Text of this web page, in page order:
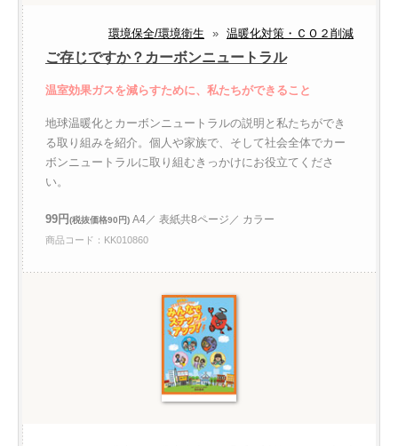
環境保全/環境衛生 » 温暖化対策・ＣＯ２削減
ご存じですか？カーボンニュートラル
温室効果ガスを減らすために、私たちができること
地球温暖化とカーボンニュートラルの説明と私たちができ
る取り組みを紹介。個人や家族で、そして社会全体でカー
ボンニュートラルに取り組むきっかけにお役立てくださ
い。
99円(税抜価格90円) A4／ 表紙共8ページ／ カラー
商品コード：KK010860